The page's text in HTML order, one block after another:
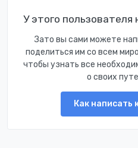
У этого пользователя
Зато вы сами можете
поделиться им со всем
чтобы узнать все
о своих
Как написать